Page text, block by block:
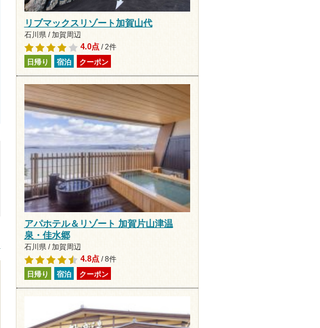
リブマックスリゾート加賀山代
石川県 / 加賀周辺
4.0点/ 2件
日帰り 宿泊 クーポン
アパホテル＆リゾート 加賀片山津温
泉・佳水郷
石川県 / 加賀周辺
4.8点/ 8件
日帰り 宿泊 クーポン